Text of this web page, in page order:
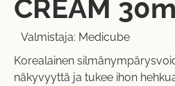
CREAM
Valmistaja: Medicube
Korealainen
näkyvyyttä ja tukee ihon